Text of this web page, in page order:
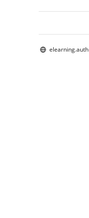
elearning.auth